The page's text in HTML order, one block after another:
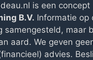
is een concept
B.V. Informatie op
samengesteld, maar
aard. We geven
advies.